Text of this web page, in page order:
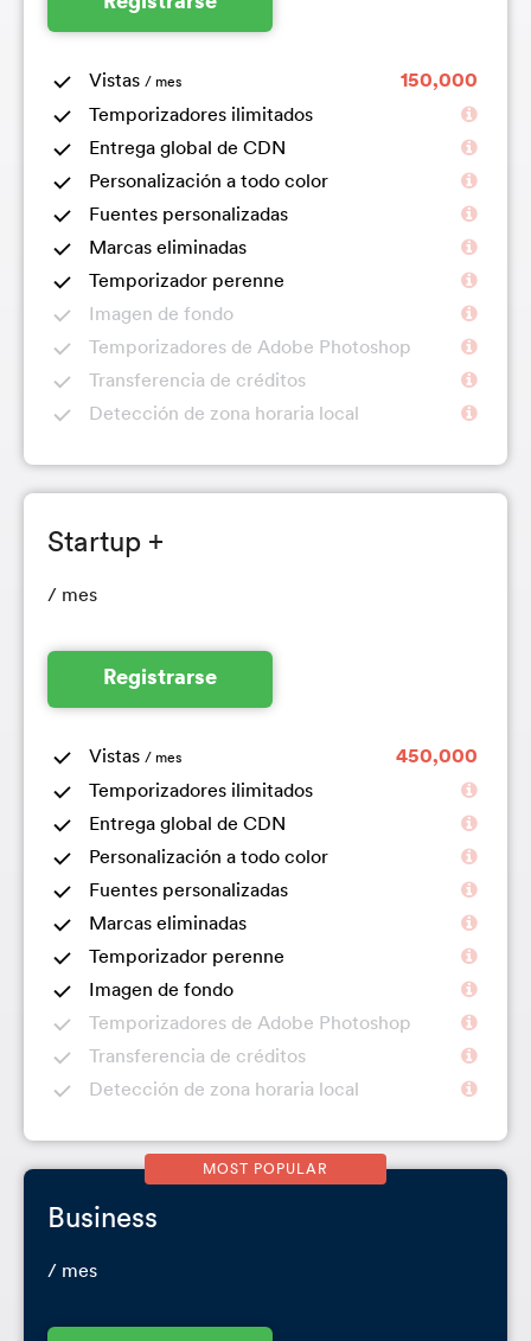
Vistas / mes
150,000
Temporizadores ilimitados
Entrega global de CDN
Personalización a todo color
Fuentes personalizadas
Marcas eliminadas
Temporizador perenne
Imagen de fondo
Temporizadores de Adobe Photoshop
Transferencia de créditos
Detección de zona horaria local
Startup +
/ mes
Registrarse
Vistas / mes
450,000
Temporizadores ilimitados
Entrega global de CDN
Personalización a todo color
Fuentes personalizadas
Marcas eliminadas
Temporizador perenne
Imagen de fondo
Temporizadores de Adobe Photoshop
Transferencia de créditos
Detección de zona horaria local
Business
/ mes